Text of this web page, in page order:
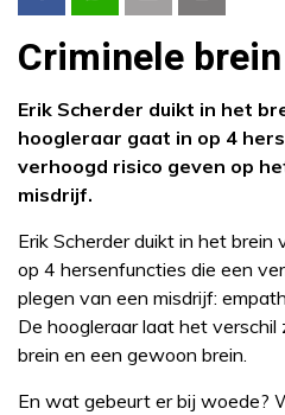
Criminele brein
Erik Scherder duikt in het
hoogleraar gaat in op 4
verhoogd risico geven op
misdrijf.
Erik Scherder duikt in het brein
op 4 hersenfuncties die een
plegen van een misdrijf:
De hoogleraar laat het verschil
brein en een gewoon brein.
En wat gebeurt er bij woede?